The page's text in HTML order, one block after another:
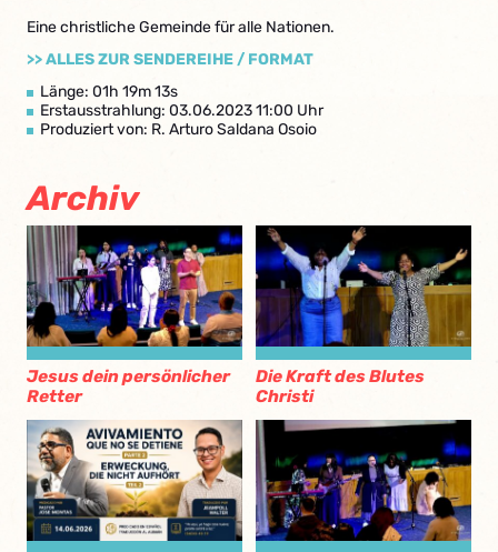
Eine christliche Gemeinde für alle Nationen.
>> ALLES ZUR SENDEREIHE / FORMAT
Länge: 01h 19m 13s
Erstausstrahlung: 03.06.2023 11:00 Uhr
Produziert von: R. Arturo Saldana Osoio
Archiv
Jesus dein persönlicher
Retter
Die Kraft des Blutes
Christi